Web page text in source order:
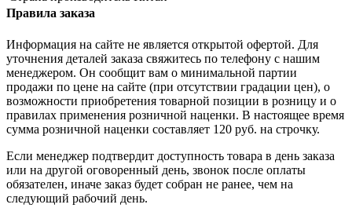
Правила заказа
Информация на сайте не является открытой офертой. Для
уточнения деталей заказа свяжитесь по телефону с нашим
менеджером. Он сообщит вам о минимальной партии
продажи по цене на сайте (при отсутствии градации цен), о
возможности приобретения товарной позиции в розницу и о
правилах применения розничной наценки. В настоящее время
сумма розничной наценки составляет 120 руб. на строчку.
Если менеджер подтвердит доступность товара в день заказа
или на другой оговоренный день, звонок после оплаты
обязателен, иначе заказ будет собран не ранее, чем на
следующий рабочий день.